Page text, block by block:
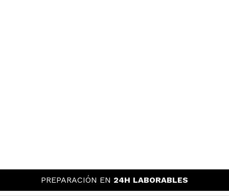
PREPARACIÓN EN 24H LABORABLES